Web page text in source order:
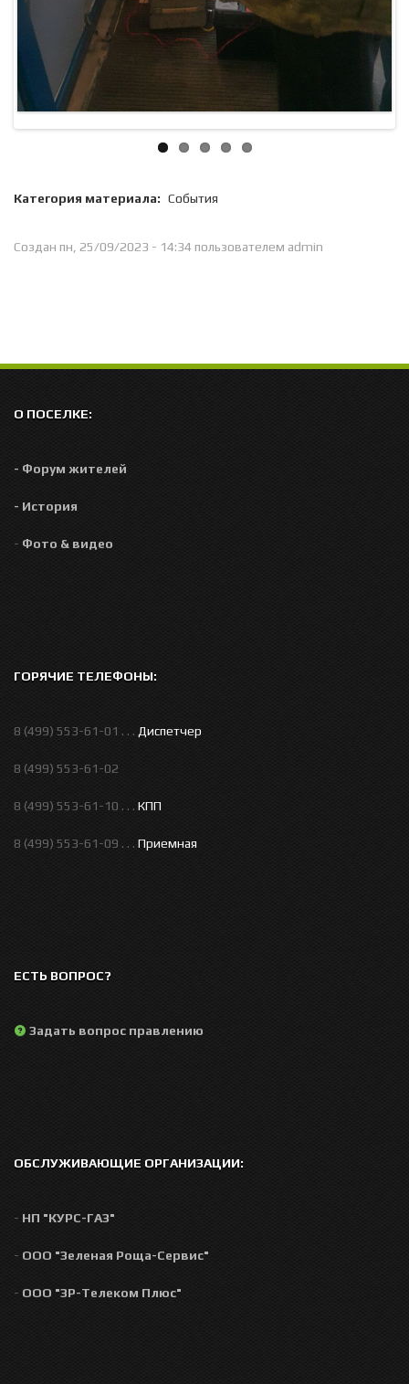
Категория материала: События
Создан пн, 25/09/2023 - 14:34 пользователем admin
О ПОСЕЛКЕ:
- Форум жителей
- История
- Фото & видео
ГОРЯЧИЕ ТЕЛЕФОНЫ:
8 (499) 553-61-01 . . . Диспетчер
8 (499) 553-61-02
8 (499) 553-61-10 . . . КПП
8 (499) 553-61-09 . . . Приемная
ЕСТЬ ВОПРОС?
Задать вопрос правлению
ОБСЛУЖИВАЮЩИЕ ОРГАНИЗАЦИИ:
- НП "КУРС-ГАЗ"
- ООО "Зеленая Роща-Сервис"
- ООО "ЗР-Телеком Плюс"